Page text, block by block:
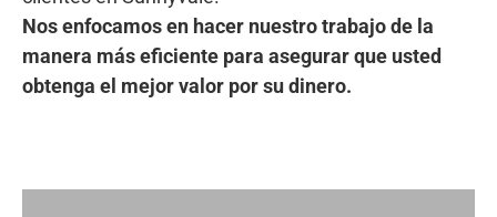
Nos enfocamos en hacer nuestro trabajo de la
manera más eficiente para asegurar que usted
obtenga el mejor valor por su dinero.